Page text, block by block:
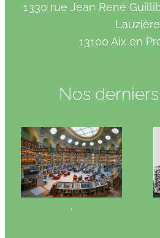
1330 rue Jean René
Lauzière
13100 Aix en
Nos
.